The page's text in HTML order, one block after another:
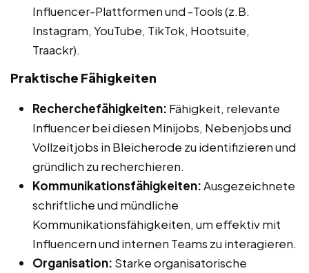
Influencer-Plattformen und -Tools (z.B.
Instagram, YouTube, TikTok, Hootsuite,
Traackr).
Praktische Fähigkeiten
Recherchefähigkeiten: Fähigkeit, relevante
Influencer bei diesen Minijobs, Nebenjobs und
Vollzeitjobs in Bleicherode zu identifizieren und
gründlich zu recherchieren.
Kommunikationsfähigkeiten:Ausgezeichnete
schriftliche und mündliche
Kommunikationsfähigkeiten, um effektiv mit
Influencern und internen Teams zu interagieren.
Organisation: Starke organisatorische